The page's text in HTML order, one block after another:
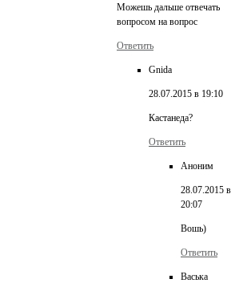
Можешь дальше отвечать
вопросом на вопрос
Ответить
Gnida
28.07.2015 в 19:10
Кастанеда?
Ответить
Аноним
28.07.2015 в
20:07
Вошь)
Ответить
Васька